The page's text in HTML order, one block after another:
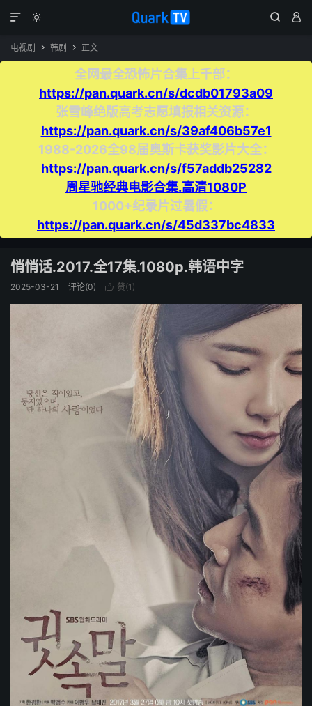
  

电视剧  韩剧  正文
全网最全恐怖片合集上千部：
https://pan.quark.cn/s/dcdb01793a09
张雪峰绝版高考志愿填报相关资源：
https://pan.quark.cn/s/39af406b57e1
1988-2026全98届奥斯卡获奖影片大全：
https://pan.quark.cn/s/f57addb25282
周星驰经典电影合集.高清1080P
1000+纪录片过暑假：
https://pan.quark.cn/s/45d337bc4833
悄悄话.2017.全17集.1080p.韩语中字
2025-03-21 评论(0)  赞(1 )